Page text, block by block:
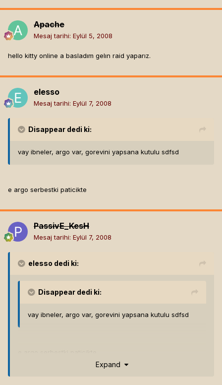
Apache
Mesaj tarihi: Eylül 5, 2008
hello kitty online a basladım gelın raid yaparız.
elesso
Mesaj tarihi: Eylül 7, 2008
Disappear dedi ki:
vay ibneler, argo var, gorevini yapsana kutulu sdfsd
e argo serbestki paticikte
PassivE_KesH
Mesaj tarihi: Eylül 7, 2008
elesso dedi ki:
Disappear dedi ki:
vay ibneler, argo var, gorevini yapsana kutulu sdfsd
Expand